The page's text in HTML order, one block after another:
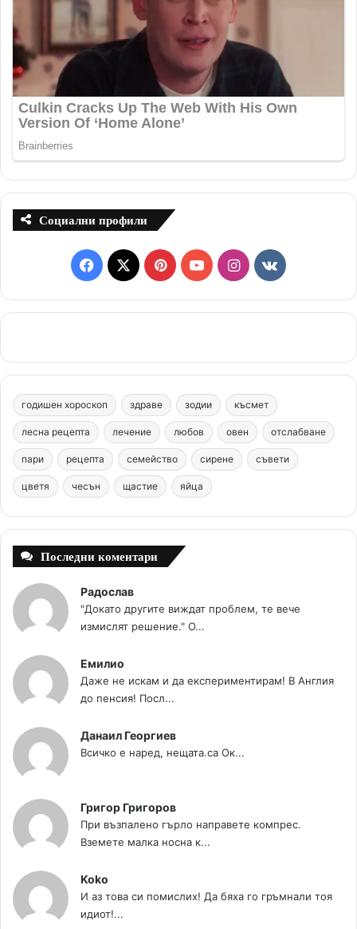
Социални профили
F
a
e
b
o
o
k
X
P
i
t
e
r
e
s
t
Y
o
T
u
b
e
I
n
t
a
g
r
m
v
k
c
m
годишен хороскоп здраве зодии късмет
лесна рецепта лечение любов овен отслабване
пари рецепта семейство сирене съвети
цветя чесън щастие яйца
Последни коментари
Радослав
"Докато другите виждат проблем, те вече
измислят решение." О...
Емилио
Даже не искам и да експериментирам! В Англия
до пенсия! Посл...
Данаил Георгиев
Всичко е наред, нещата.са Ок...
Григор Григоров
При възпалено гърло направете компрес.
Вземете малка носна к...
Koko
И аз това си помислих! Да бяха го гръмнали тоя
идиот!...